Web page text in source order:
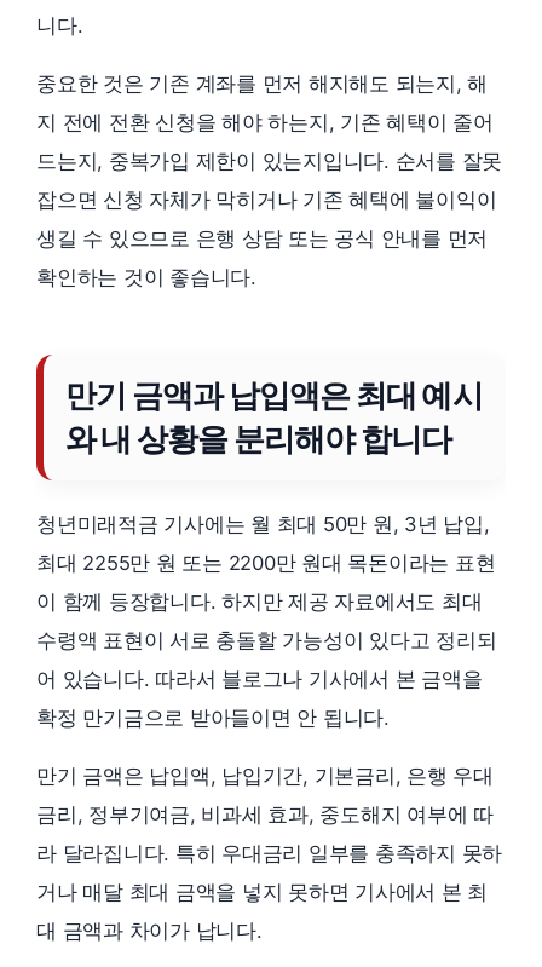
니다.
중요한 것은 기존 계좌를 먼저 해지해도 되는지, 해
지 전에 전환 신청을 해야 하는지, 기존 혜택이 줄어
드는지, 중복가입 제한이 있는지입니다. 순서를 잘못
잡으면 신청 자체가 막히거나 기존 혜택에 불이익이
생길 수 있으므로 은행 상담 또는 공식 안내를 먼저
확인하는 것이 좋습니다.
만기 금액과 납입액은 최대 예시
와 내 상황을 분리해야 합니다
청년미래적금 기사에는 월 최대 50만 원, 3년 납입,
최대 2255만 원 또는 2200만 원대 목돈이라는 표현
이 함께 등장합니다. 하지만 제공 자료에서도 최대
수령액 표현이 서로 충돌할 가능성이 있다고 정리되
어 있습니다. 따라서 블로그나 기사에서 본 금액을
확정 만기금으로 받아들이면 안 됩니다.
만기 금액은 납입액, 납입기간, 기본금리, 은행 우대
금리, 정부기여금, 비과세 효과, 중도해지 여부에 따
라 달라집니다. 특히 우대금리 일부를 충족하지 못하
거나 매달 최대 금액을 넣지 못하면 기사에서 본 최
대 금액과 차이가 납니다.